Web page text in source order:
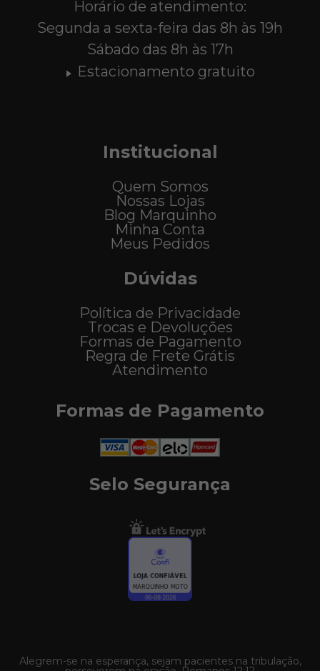
Horário de atendimento:
Segunda a sexta-feira das 8h às 19h
Sábado das 8h às 17h
Estacionamento gratuito
Institucional
Quem Somos
Nossas Lojas
Blog Marquinho
Minha Conta
Meus Pedidos
Dúvidas
Política de Privacidade
Trocas e Devoluções
Formas de Pagamento
Regra de Frete Grátis
Atendimento
Formas de Pagamento
Selo Segurança
Alegrem-se na esperança, sejam pacientes na tribulação,